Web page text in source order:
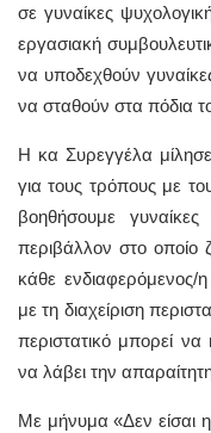
σε γυναίκες
εργασιακή
να υποδεχθούν
να σταθούν στα πόδια
Η κα Συρεγγέλα
για τους τρόπους με
βοηθήσουμε
περιβάλλον στο οποίο
κάθε ενδιαφερόμενος/
με τη διαχείριση
περιστατικό μπορεί
να λάβει την
Με μήνυμα «Δεν είσαι